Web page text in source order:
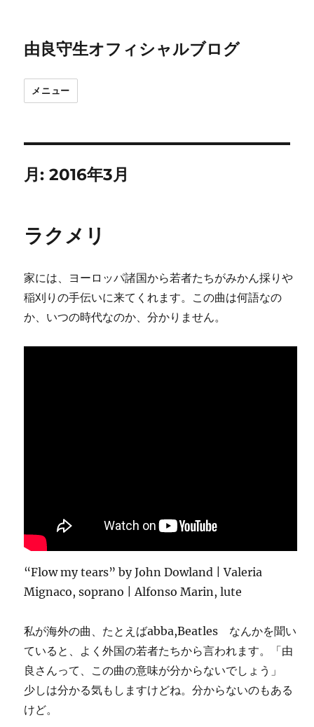
由良守生オフィシャルブログ
メニュー
月:2016年3月
ラクメリ
家には、ヨーロッパ諸国から若者たちがみかん採りや
稲刈りの手伝いに来てくれます。この曲は何語なの
か、いつの時代なのか、分かりません。
“Flow my tears” by John Dowland | Valeria
Mignaco, soprano | Alfonso Marin, lute
私が海外の曲、たとえばabba,Beatles なんかを聞い
ていると、よく外国の若者たちから言われます。「由
良さんって、この曲の意味が分からないでしょう」
少しは分かる気もしますけどね。分からないのもある
けど。